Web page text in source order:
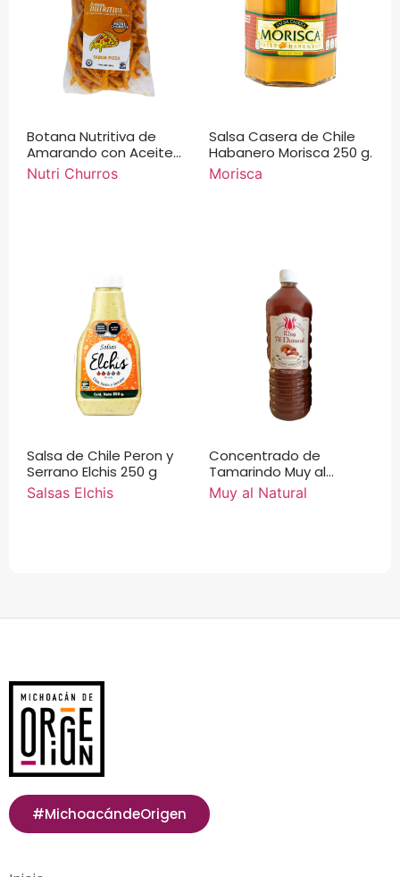
Botana Nutritiva de
Amarando con Aceite
de Linaza Nutri Churros
Sabor Pizza 200 g.
Nutri Churros
Salsa Casera de Chile
Habanero Morisca 250 g.
Morisca
Salsa de Chile Peron y
Serrano Elchis 250 g
Salsas Elchis
Concentrado de
Tamarindo Muy al
Natural 1 L.
Muy al Natural
#MichoacándeOrigen